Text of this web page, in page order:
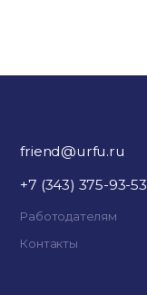
friend@urfu.ru
+7 (343) 375-93-53
Работодателям
Контакты